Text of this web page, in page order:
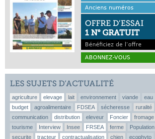
Anciens numéros
OFFRE D’ESSAI
1 N° GRATUIT
Bénéficiez de l’offre
ABONNEZ-VOUS
LES SUJETS D’ACTUALITÉ
agriculture elevage lait environnement viande eau
budget
agroalimentaire FDSEA sécheresse ruralité
communication
distribution eleveur Foncier fromage
tourisme
Interview Insee FRSEA ferme Population
securite
tracteur contractualisation chien ecophyto